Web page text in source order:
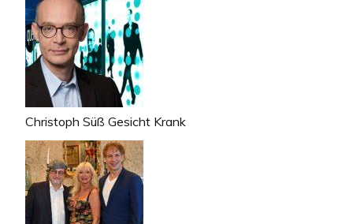
Christoph Süß Gesicht Krank